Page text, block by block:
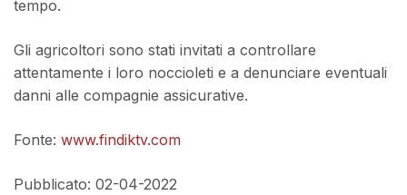
tempo.
Gli agricoltori sono stati invitati a controllare
attentamente i loro noccioleti e a denunciare eventuali
danni alle compagnie assicurative.
Fonte: www.findiktv.com
Pubblicato: 02-04-2022